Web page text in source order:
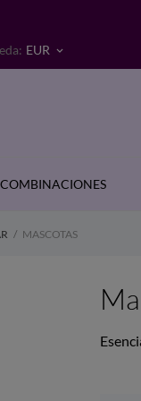
EUR keyboard_arrow_down
COMBINACIONES
MASCOTAS